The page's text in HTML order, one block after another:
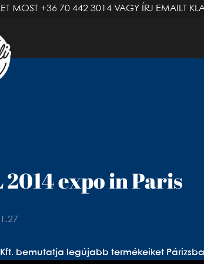
MOST +36 70 442 3014 VAGY ÍRJ EMAILT
2014 expo in Paris
bemutatja legújabb termékeiket